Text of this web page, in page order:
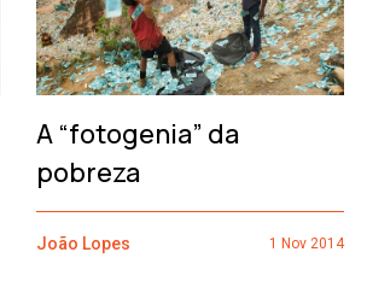
A “fotogenia” da
pobreza
João Lopes 1 Nov 2014